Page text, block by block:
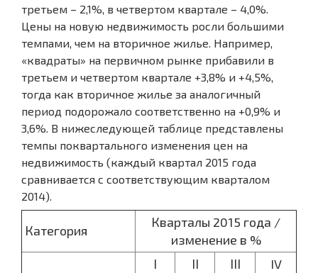
третьем – 2,1%, в четвертом квартале – 4,0%.
Цены на новую недвижимость росли большими
темпами, чем на вторичное жилье. Например,
«квадраты» на первичном рынке прибавили в
третьем и четвертом квартале +3,8% и +4,5%,
тогда как вторичное жилье за аналогичный
период подорожало соответственно на +0,9% и
3,6%. В нижеследующей таблице представлены
темпы поквартального изменения цен на
недвижимость (каждый квартал 2015 года
сравнивается с соответствующим кварталом
2014).
Категория
Кварталы 2015 года /
изменение в %
І
ІІ ІІІ
IV